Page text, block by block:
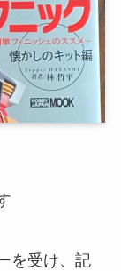
を受け、記